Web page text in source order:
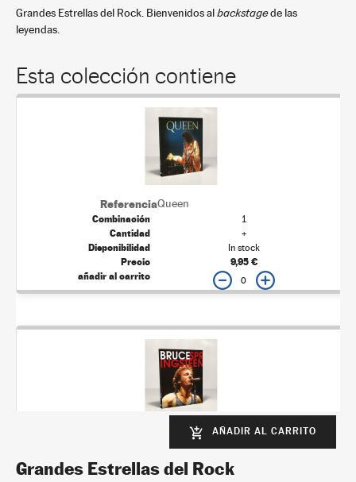
Grandes Estrellas del Rock. Bienvenidos albackstagede las
leyendas.
Esta colección contiene
Queen
1
+
In stock
9,95 €
Bruce Springsteen
2
add_shopping_cart AÑADIR AL CARRITO
Grandes Estrellas del Rock